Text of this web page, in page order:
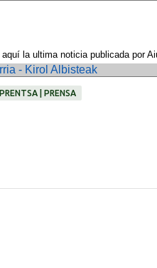
aquíla ultima noticia publicada por
- Kirol Albisteak
PRENTSA | PRENSA